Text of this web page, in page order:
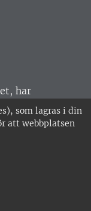
som lagras i din
att webbplatsen
har
är
•